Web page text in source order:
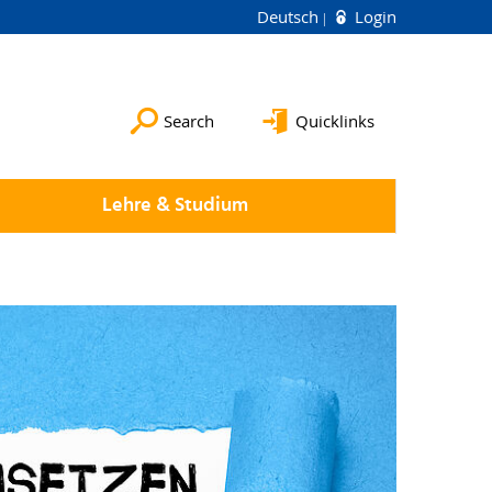
Deutsch Login
Search Quicklinks
Lehre & Studium